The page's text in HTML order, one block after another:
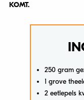
KOMT.
250 gram
1 grove
2 eetlepels